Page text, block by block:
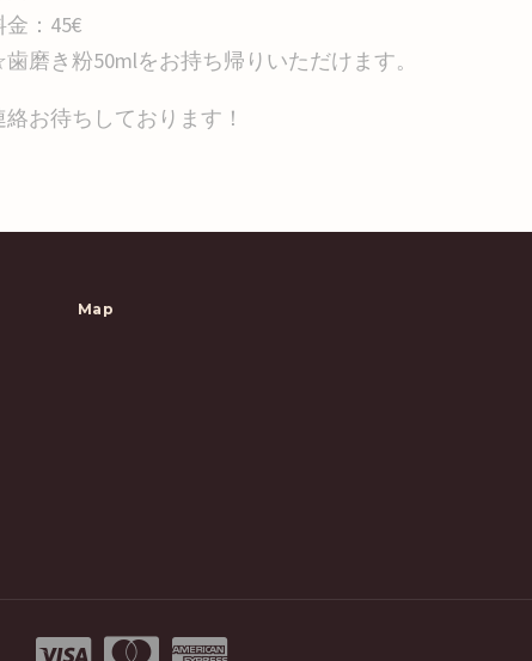
金：45€
磨き粉50mlをお持ち帰りいただけます。
絡お待ちしております！
Map